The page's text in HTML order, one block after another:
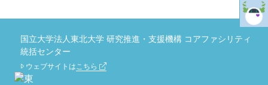
国立大学法人東北大学 研究推進・支援機構 コアファシリティ
統括センター
ウェブサイトはこちら